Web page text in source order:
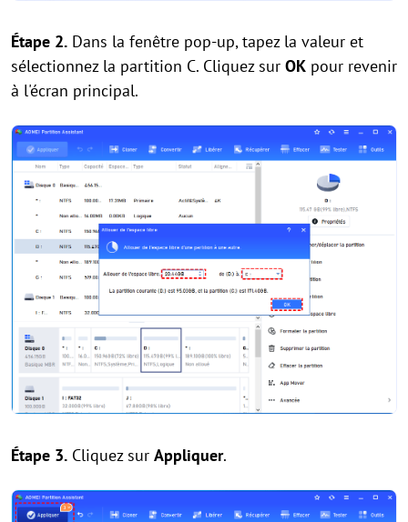
Étape 2. Dans la fenêtre pop-up, tapez la valeur et
sélectionnez la partition C. Cliquez sur OK pour revenir
à l'écran principal.
Étape 3. Cliquez sur Appliquer.